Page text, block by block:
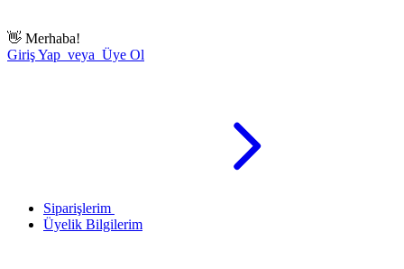
👋 Merhaba!
Giriş Yap veya Üye Ol
Siparişlerim
Üyelik Bilgilerim